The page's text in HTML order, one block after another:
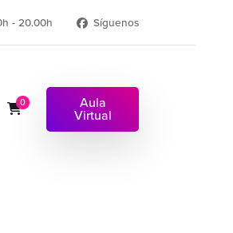
- 20.00h Síguenos
0 Aula
Virtual